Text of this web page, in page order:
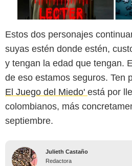
Estos dos personajes
suyas estén donde estén,
y tengan la edad que tengan.
de eso estamos seguros. Ten
El Juego del Miedo' está por
colombianos, más
septiembre.
Julieth Castaño
Redactora